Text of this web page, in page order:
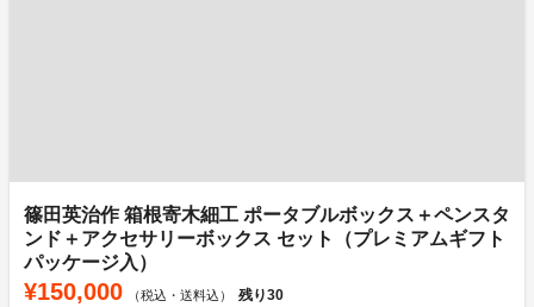
篠田英治作 箱根寄木細工 ポータブルボックス＋ペンスタ
ンド＋アクセサリーボックス セット（プレミアムギフト
パッケージ入）
¥150,000 （税込・送料込） 残り30